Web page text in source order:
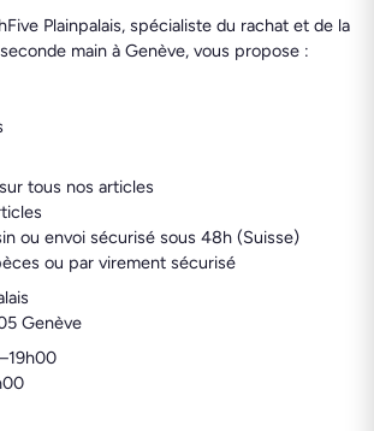
Plainpalais, spécialiste du rachat et de la
main à Genève, vous propose :
tous nos articles
ou envoi sécurisé sous 48h (Suisse)
ou par virement sécurisé
Genève